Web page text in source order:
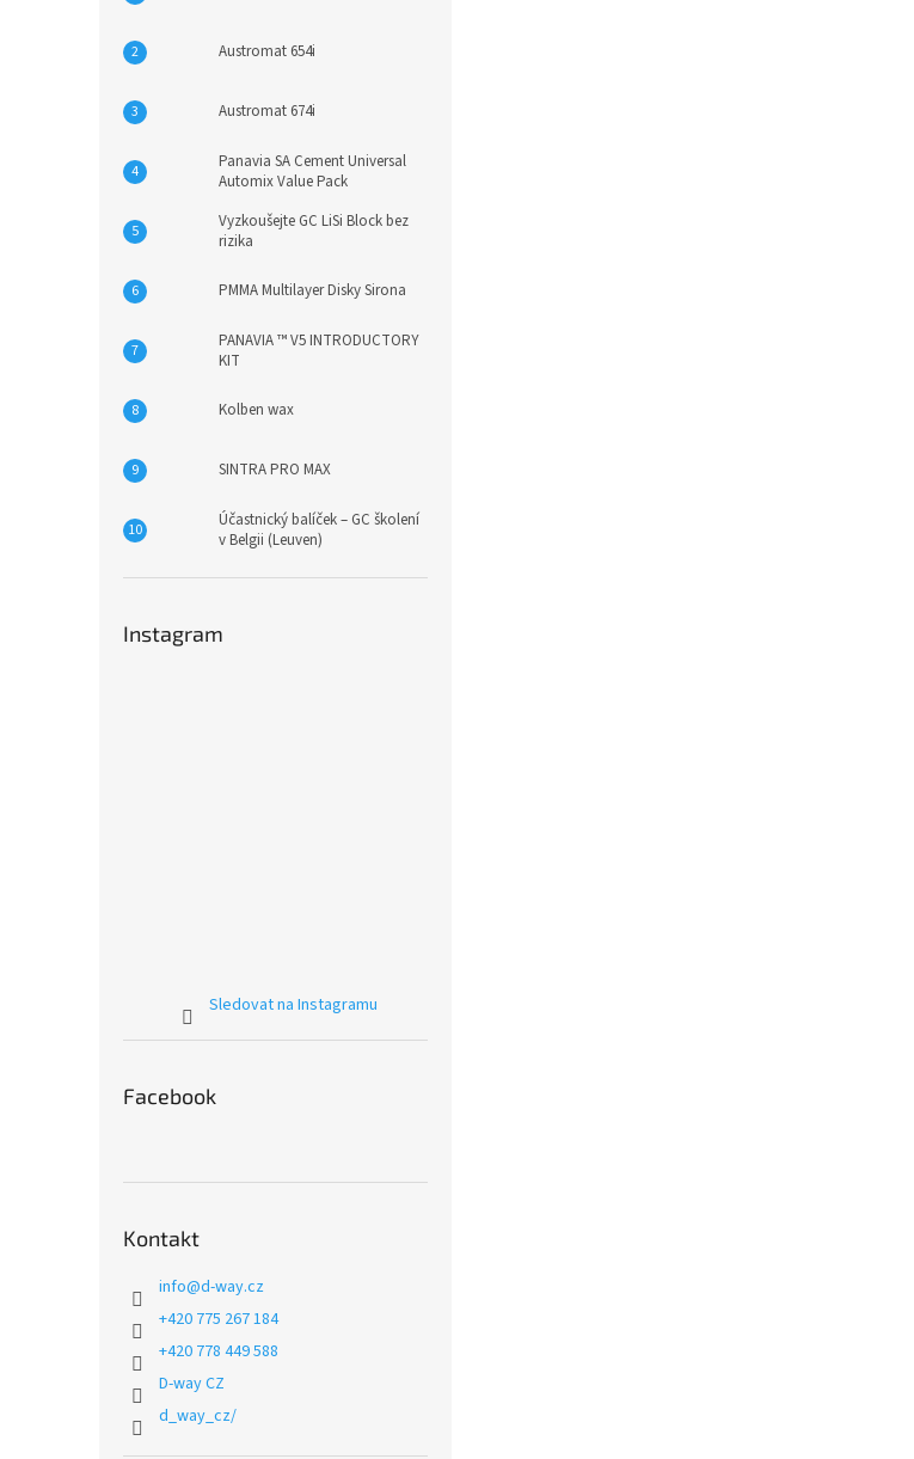
Austromat 654i
Austromat 674i
Panavia SA Cement Universal
Automix Value Pack
Vyzkoušejte GC LiSi Block bez
rizika
PMMA Multilayer Disky Sirona
PANAVIA ™ V5 INTRODUCTORY
KIT
Kolben wax
SINTRA PRO MAX
Účastnický balíček – GC školení
v Belgii (Leuven)
Instagram
Sledovat na Instagramu
Facebook
Kontakt
info@d-way.cz
+420 775 267 184
+420 778 449 588
D-way CZ
d_way_cz/